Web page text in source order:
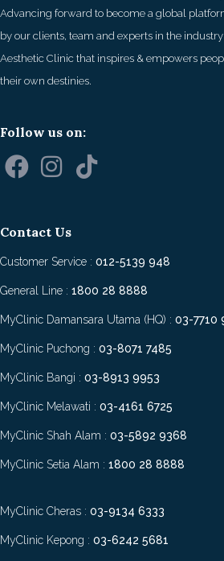
Advancing forward to become a global
by our clients, team and experts in the
Aesthetic Clinic that inspires & empowers
their own destinies.
Follow us on:
Contact Us
Customer Service : 012-5139 948
General Line : 1800 28 8888
MyClinic Damansara Utama (HQ) : 03-7710
MyClinic Puchong : 03-8071 7485
MyClinic Bangi : 03-8913 9953
MyClinic Melawati : 03-4161 6725
MyClinic Shah Alam : 03-5892 9368
MyClinic Setia Alam : 1800 28 8888
MyClinic Cheras : 03-9134 6333
MyClinic Kepong : 03-6242 5681